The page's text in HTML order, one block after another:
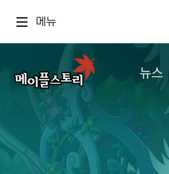
메뉴
뉴스
업데이트
이벤트